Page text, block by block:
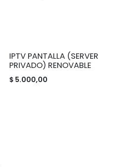
IPTV PANTALLA (SERVER
PRIVADO) RENOVABLE
$ 5.000,00